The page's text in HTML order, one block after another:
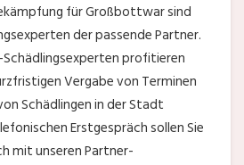
für Großbottwar sind
der passende Partner.
profitieren
Vergabe von Terminen
Schädlingen in der Stadt
Erstgespräch sollen Sie
mit unseren Partner-